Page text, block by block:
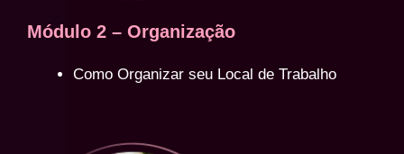
Módulo 2 – Organização
Como Organizar seu Local de Trabalho